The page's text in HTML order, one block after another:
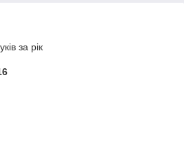
за рік